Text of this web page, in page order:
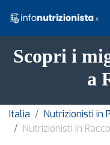
Scopri i
a
Italia
Nutrizionisti in
Nutrizionisti in